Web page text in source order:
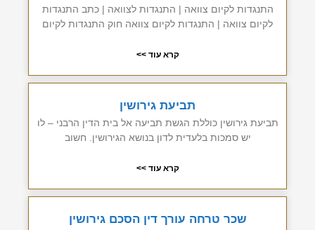
התנגדות לקיום צוואה | התנגדות לצוואה | כתב התנגדות
לקיום צוואה | התנגדות לקיום צוואה חוק התנגדות לקיום
קרא עוד >>
תביעת גירושין
תביעת גירושין כוללת הגשת תביעה אל בית הדין הרבני – לו
יש סמכות בלעדית לדון בנושא הגירושין. חשוב
קרא עוד >>
שכר טרחה עורך דין הסכם גירושין